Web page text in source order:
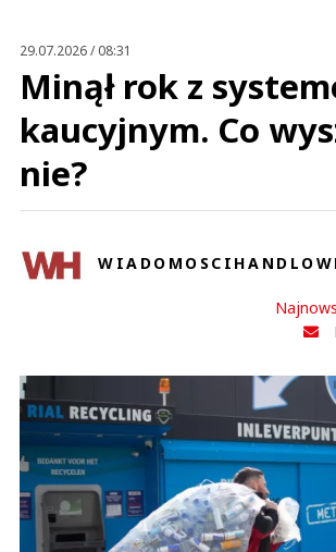
29.07.2026 / 08:31
Minął rok z
kaucyjnym. Co
nie?